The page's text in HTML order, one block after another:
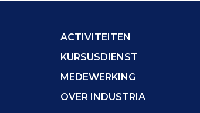
ACTIVITEITEN
KURSUSDIENST
MEDEWERKING
OVER INDUSTRIA